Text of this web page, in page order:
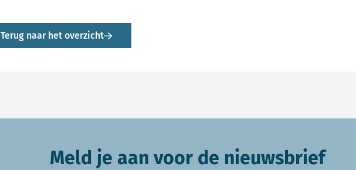
Terug naar het overzicht
Meld je aan voor de nieuwsbrief